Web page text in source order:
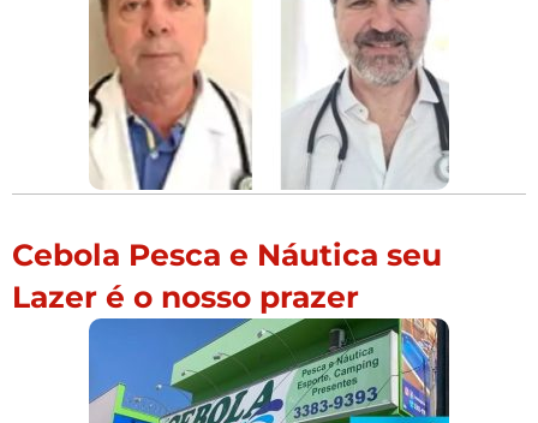
Cebola Pesca e Náutica seu
Lazer é o nosso prazer